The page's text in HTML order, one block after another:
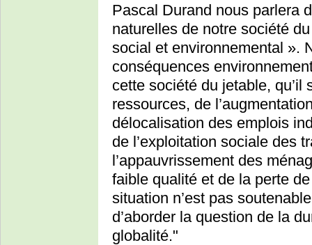
Pascal Durand nous parlera
naturelles de notre société
social et environnemental ».
conséquences
cette société du jetable, qu’il
ressources, de
délocalisation des emplois
de l’exploitation sociale des
l’appauvrissement des
faible qualité et de la perte
situation n’est pas
d’aborder la question de la
globalité."